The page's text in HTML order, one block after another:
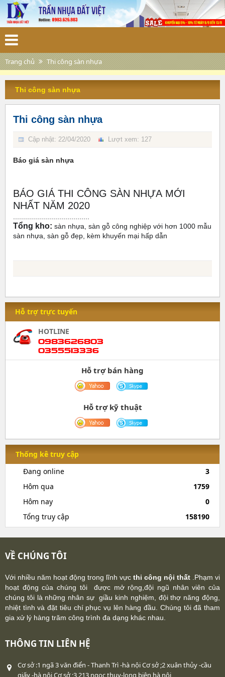
Trang chủ Thi công sàn nhựa
Hỗ trợ trực tuyến
HOTLINE
0983626803
0355513336
Hỗ trợ bán hàng
Hỗ trợ kỹ thuật
Thống kê truy cập
Đang online
3
Hôm qua
1759
Hôm nay
0
Tổng truy cập
158190
Thi công sàn nhựa
Thi công sàn nhựa
Cập nhật: 22/04/2020 Lượt xem: 127
Báo giá sàn nhựa
BÁO GIÁ THI CÔNG SÀN NHỰA MỚI
NHẤT NĂM 2020
Tổng kho: sàn nhựa, sàn gỗ công nghiệp với hơn 1000 mẫu
sàn nhựa, sàn gỗ đẹp, kèm khuyến mại hấp dẫn
VỀ CHÚNG TÔI
Với nhiều năm hoạt động trong lĩnh vực thi công nội thất .Phạm vi
hoạt động của chúng tôi được mở rộng,đội ngũ nhân viên của
chúng tôi là những nhân sự giầu kinh nghiệm, đội thợ năng động,
nhiệt tình và đặt tiêu chí phục vụ lên hàng đầu. Chúng tôi đã tham
gia xử lý hàng trăm công trình đa dạng khác nhau.
THÔNG TIN LIÊN HỆ
Cơ sở :1 ngã 3 văn điển - Thanh Trì -hà nội Cơ sở ;2 xuân thủy -cầu
giấy -hà nội Cơ sở ;3 213 ngọc thụy-long biên hà nội